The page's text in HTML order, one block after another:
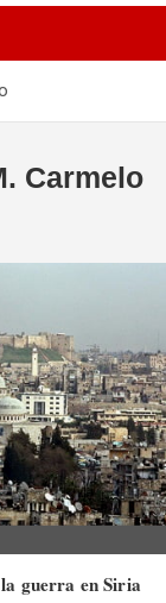
Carmelo
guerra en Siria